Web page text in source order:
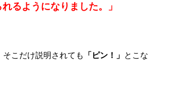
るようになりました。」
こだけ説明されても 「ピン！」 とこな